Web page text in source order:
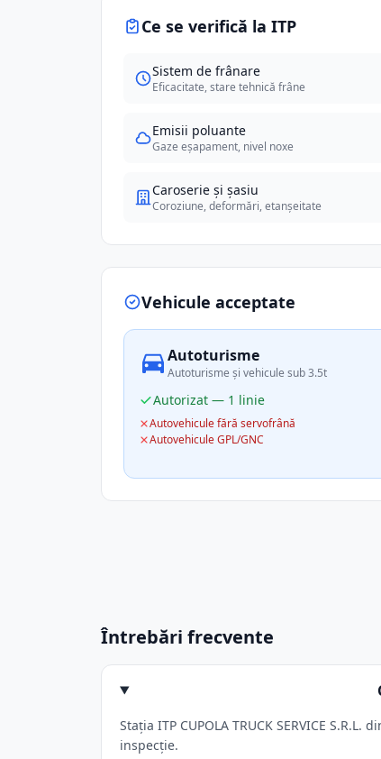
Ce se verifică la ITP
Sistem de frânare
Eficacitate, stare tehnică frâne
Emisii poluante
Gaze eșapament, nivel noxe
Caroserie și șasiu
Coroziune, deformări, etanșeitate
Vehicule acceptate
Autoturisme
Autoturisme și vehicule sub 3.5t
Autorizat — 1 linie
Autovehicule fără servofrână
Autovehicule GPL/GNC
Întrebări frecvente
Stația ITP CUPOLA TRUCK SERVICE
inspecție.